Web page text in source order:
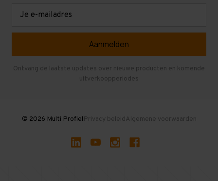
Gebruikte entresolvloeren
Ontvang de laatste updates over nieuwe producten en komende
uitverkoopperiodes
© 2026 Multi ProfielPrivacy beleidAlgemene voorwaarden